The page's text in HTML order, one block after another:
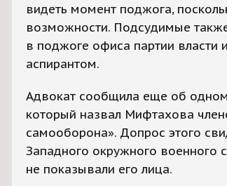
видеть момент поджога,
возможности. Подсудимые
в поджоге офиса партии власти
аспирантом.
Адвокат сообщила еще об
который назвал Мифтахова
самооборона». Допрос этого
Западного окружного военного
не показывали его лица.